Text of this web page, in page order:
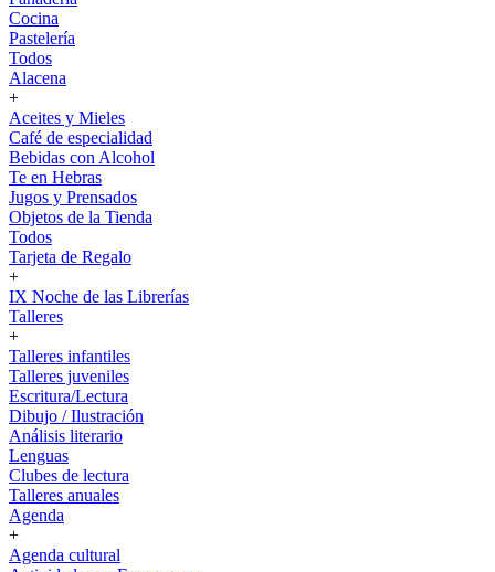
Cocina
Pastelería
Todos
Alacena
+
Aceites y Mieles
Café de especialidad
Bebidas con Alcohol
Te en Hebras
Jugos y Prensados
Objetos de la Tienda
Todos
Tarjeta de Regalo
+
IX Noche de las Librerías
Talleres
+
Talleres infantiles
Talleres juveniles
Escritura/Lectura
Dibujo / Ilustración
Análisis literario
Lenguas
Clubes de lectura
Talleres anuales
Agenda
+
Agenda cultural